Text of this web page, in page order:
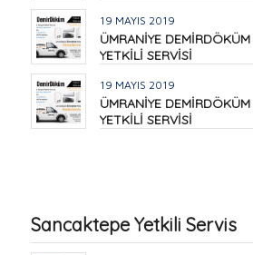
19 MAYIS 2019
ÜMRANİYE
YETKİLİ SERVİSİ
19 MAYIS 2019
ÜMRANİYE
YETKİLİ SERVİSİ
Sancaktepe Yetkili Servis